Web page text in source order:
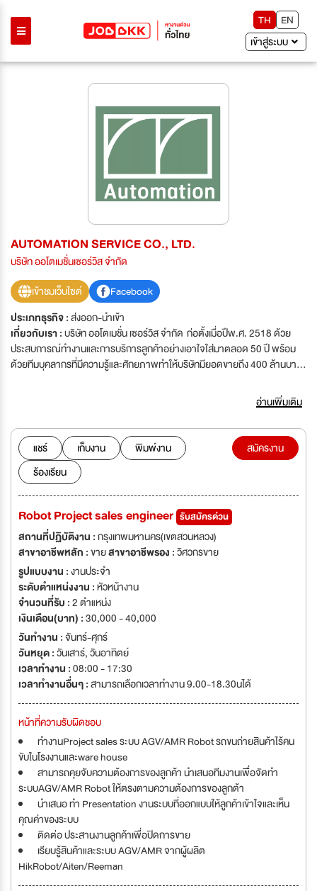
TH
EN
เข้าสู่ระบบ
AUTOMATION SERVICE CO., LTD.
บริษัท ออโตเมชั่นเซอร์วิส จำกัด
เข้าชมเว็บไซต์
Facebook
ประเภทธุรกิจ :ส่งออก-นำเข้า
เกี่ยวกับเรา :บริษัท ออโตเมชั่น เซอร์วิส จำกัด ก่อตั้งเมื่อปีพ.ศ. 2518 ด้วย
ประสบการณ์ทำงานและการบริการลูกค้าอย่างเอาใจใส่มาตลอด 50 ปี พร้อม
ด้วยทีมบุคลากรที่มีความรู้และศักยภาพทำให้บริษัทมียอดขายถึง 400 ล้านบาท
จำหน่ายและติดตั้งเครื่องมือวัดระบบควบคุมในโรงงานอุตสาหกรรม
Instrumentation & Control, Online Monitoring System, System
Design & Integrated Solution, IIoT รวมถึง Engineering ให้คำปรึกษาและ
ออกแบบ พร้อมงานบริการหลังการขาย บริษัทฯ เป็นตัวแทนจำหน่ายเครื่องมือ
อุตสาหกรรมนำเข้าจากญี่ปุ่น เช่น CHINO, DKK-TOA, SHIMADZU 2)
ธุรกิจสินค้าสำนักงาน (Office Smart Solutions) – จำหน่ายอุปกรณ์สำนักงาน
PANASONIC มีความชำนาญงานด้านการออกแบบและติดตั้งระบบอัตโนมัติใน
สำนักงาน ระบบเครื่องเสียง และ Computer Network พร้อมงานบริการหลัง
การขาย 3) ธุรกิจสินค้า Technology Automation - Autonomous Mobile
Robot (AMR), Delivery Robot, Operation Technology (OT) สำหรับ
อุตสาหรรมและคลังสินค้าทุกประเภท บริษัทฯ ขายพร้อมติดตั้ง ให้คำปรึกษา
ออกแบบให้ตรงตามฟังก์ชั่นสำหรับการใช้งาน พร้อมงานบริการหลังการขาย 4)
ธุรกิจก่อสร้าง - ภายใต้บริษัทฯ ในเครือ "กฤติยาคอร์ป" โดยมี site งานหลักๆ
อยู่ที่ กรุงเทพฯ / จังหวัดปราจีนบุรี / จังหวัดระยอง 5) ธุรกิจโรงแรม - ภายใต้
อ่านเพิ่มเติม
แชร์ เก็บงาน
พิมพ์งาน
ร้องเรียน
สมัครงาน
Robot Project sales engineer รับสมัครด่วน
สถานที่ปฏิบัติงาน :กรุงเทพมหานคร(เขตสวนหลวง)
สาขาอาชีพหลัก :ขายสาขาอาชีพรอง :วิศวกรขาย
รูปแบบงาน :งานประจำ
ระดับตำแหน่งงาน :หัวหน้างาน
จำนวนที่รับ :2 ตำแหน่ง
เงินเดือน(บาท) :30,000 - 40,000
วันทำงาน :จันทร์-ศุกร์
วันหยุด :วันเสาร์,วันอาทิตย์
เวลาทำงาน :08:00 - 17:30
เวลาทำงานอื่นๆ :สามารถเลือกเวลาทำงาน 9.00-18.30นได้
หน้าที่ความรับผิดชอบ
ทำงานProject sales ระบบ AGV/AMR Robot รถขนถ่ายสินค้าไร้คน
ขับในโรงงานและware house
สามารถคุยจับความต้องการของลูกค้า นำเสนอทีมงานเพื่อจัดทำ
ระบบAGV/AMR Robot ให้ตรงตามความต้องการของลูกต้า
นำเสนอ ทำ Presentation งานระบบที่ออกแบบให้ลูกค้าเข้าใจและเห็น
คุณค่าของระบบ
ติดต่อ ประสานงานลูกค้าเพื่อปิดการขาย
เรียบรู้สินค้าและระบบ AGV/AMR จากผู้ผลิต
HikRobot/Aiten/Reeman